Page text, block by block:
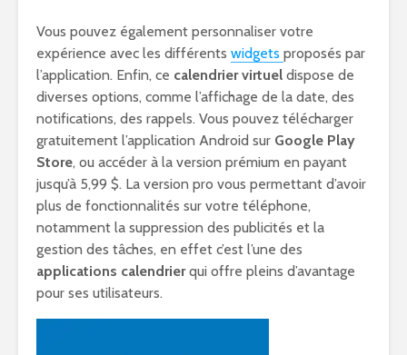
Vous pouvez également personnaliser votre
expérience avec les différents widgets proposés par
l’application. Enfin, ce calendrier virtuel dispose de
diverses options, comme l’affichage de la date, des
notifications, des rappels. Vous pouvez télécharger
gratuitement l’application Android sur Google Play
Store, ou accéder à la version prémium en payant
jusqu’à 5,99 $. La version pro vous permettant d’avoir
plus de fonctionnalités sur votre téléphone,
notamment la suppression des publicités et la
gestion des tâches, en effet c’est l’une des
applications calendrierqui offre pleins d’avantage
pour ses utilisateurs.